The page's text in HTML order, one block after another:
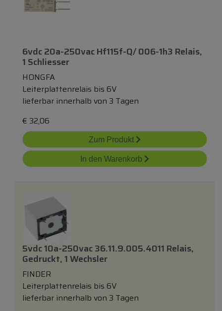
6vdc 20a-250vac Hf115f-Q/ 006-1h3 Relais,
1 Schliesser
HONGFA
Leiterplattenrelais bis 6V
lieferbar innerhalb von 3 Tagen
€ 32,06
Zum Produkt
In den Warenkorb
5vdc 10a-250vac 36.11.9.005.4011 Relais,
Gedruckt, 1 Wechsler
FINDER
Leiterplattenrelais bis 6V
lieferbar innerhalb von 3 Tagen